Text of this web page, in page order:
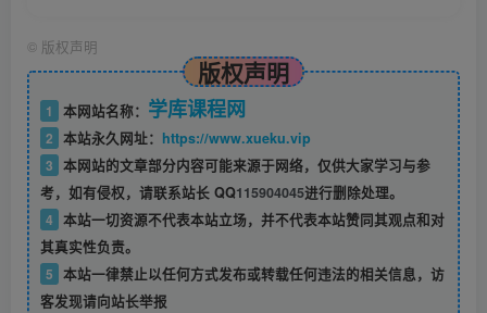
© 版权声明
版权声明
1 本网站名称： 学库课程网
2 本站永久网址： https://www.xueku.vip
3 本网站的文章部分内容可能来源于网络，仅供大家学习与参
考，如有侵权，请联系站长 QQ115904045进行删除处理。
4 本站一切资源不代表本站立场，并不代表本站赞同其观点和对
其真实性负责。
5 本站一律禁止以任何方式发布或转载任何违法的相关信息，访
客发现请向站长举报